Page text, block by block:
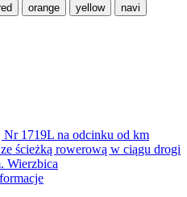
1719L na odcinku od km
ścieżką rowerową w ciągu drogi
aplikacji ePowiat